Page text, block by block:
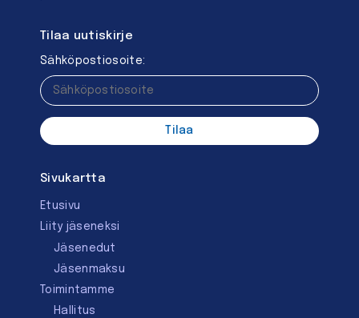
Tilaa uutiskirje
Sähköpostiosoite:
Sivukartta
Etusivu
Liity jäseneksi
Jäsenedut
Jäsenmaksu
Toimintamme
Hallitus